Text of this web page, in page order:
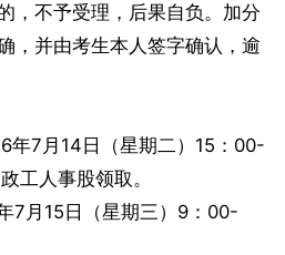
，不予受理，后果自负。加分
，并由考生本人签字确认，逾
年7月14日（星期二）15：00-
工人事股领取。
7月15日（星期三）9：00-